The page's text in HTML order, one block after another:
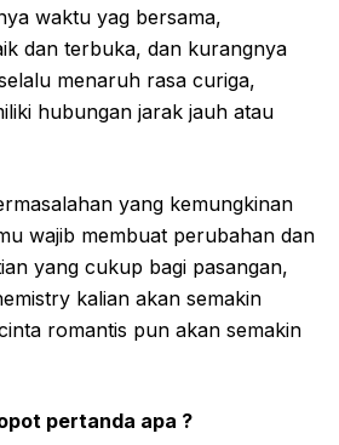
waktu yag bersama,
dan terbuka, dan kurangnya
menaruh rasa curiga,
hubungan jarak jauh atau
yang kemungkinan
wajib membuat perubahan dan
yang cukup bagi pasangan,
kalian akan semakin
romantis pun akan semakin
pertanda apa ?